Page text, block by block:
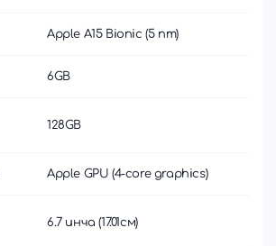
Apple A15 Bionic (5 nm)
6GB
128GB
Apple GPU (4-core graphics)
6.7 инча (17.01см)